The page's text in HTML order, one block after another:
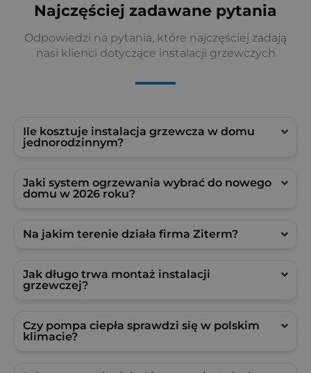
Najczęściej zadawane pytania
Odpowiedzi na pytania, które najczęściej zadają
nasi klienci dotyczące instalacji grzewczych
Ile kosztuje instalacja grzewcza w domu
jednorodzinnym?
Jaki system ogrzewania wybrać do nowego
domu w 2026 roku?
Na jakim terenie działa firma Ziterm?
Jak długo trwa montaż instalacji
grzewczej?
Czy pompa ciepła sprawdzi się w polskim
klimacie?